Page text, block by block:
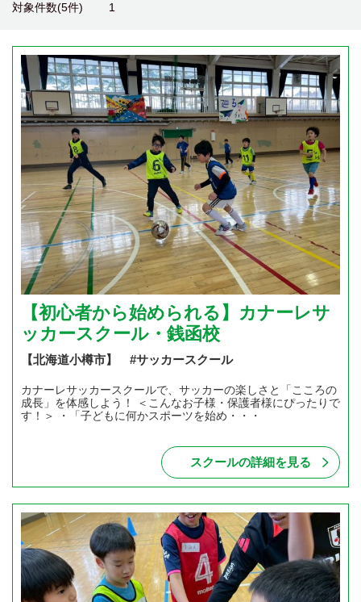
対象件数(5件) 1
【初心者から始められる】カナーレサ
ッカースクール・銭函校
【北海道小樽市】 #サッカースクール
カナーレサッカースクールで、サッカーの楽しさと「こころの
成長」を体感しよう！ ＜こんなお子様・保護者様にぴったりで
す！＞ ・「子どもに何かスポーツを始め・・・
スクールの詳細を見る